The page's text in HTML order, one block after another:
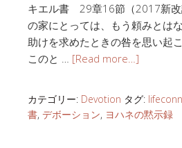
キエル書 29章16節（2017新改
の家にとっては、もう頼みとは
助けを求めたときの咎を思い起
このと … [Read more…]
カテゴリー: Devotion タグ:
書, デボーション, ヨハネの黙示録